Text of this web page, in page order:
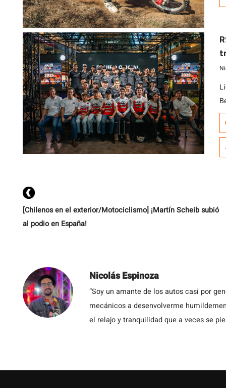
[Chilenos en el exterior/Motociclismo] ¡Martín Scheib subió
al podio en España!
Nicolás Espinoza
“Soy un amante de los autos casi por
mecánicos a desenvolverme
el relajo y tranquilidad que a veces se